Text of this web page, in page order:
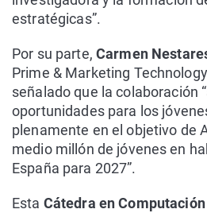
estratégicas”.
Por su parte, Carmen
Prime & Marketing
señalado que la colaboración
oportunidades para los
plenamente en el objetivo de
medio millón de jóvenes en
España para 2027”.
Esta Cátedra en